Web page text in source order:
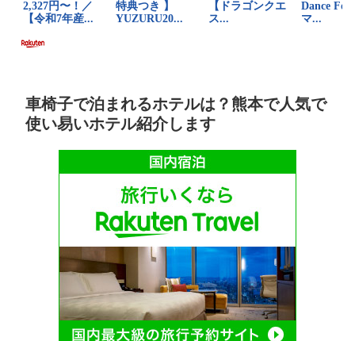
車椅子で泊まれるホテルは？熊本で人気で
使い易いホテル紹介します